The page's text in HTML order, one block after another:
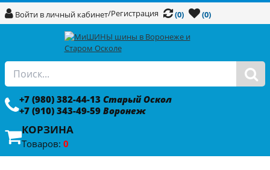
Войти в личный кабинет/Регистрация (0) (0)
+7 (980) 382-44-13 Старый Оскол
+7 (910) 343-49-59 Воронеж
КОРЗИНА
Товаров: 0